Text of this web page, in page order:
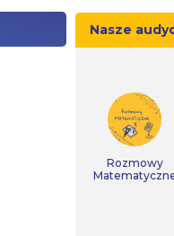
Nasze
Rozmowy